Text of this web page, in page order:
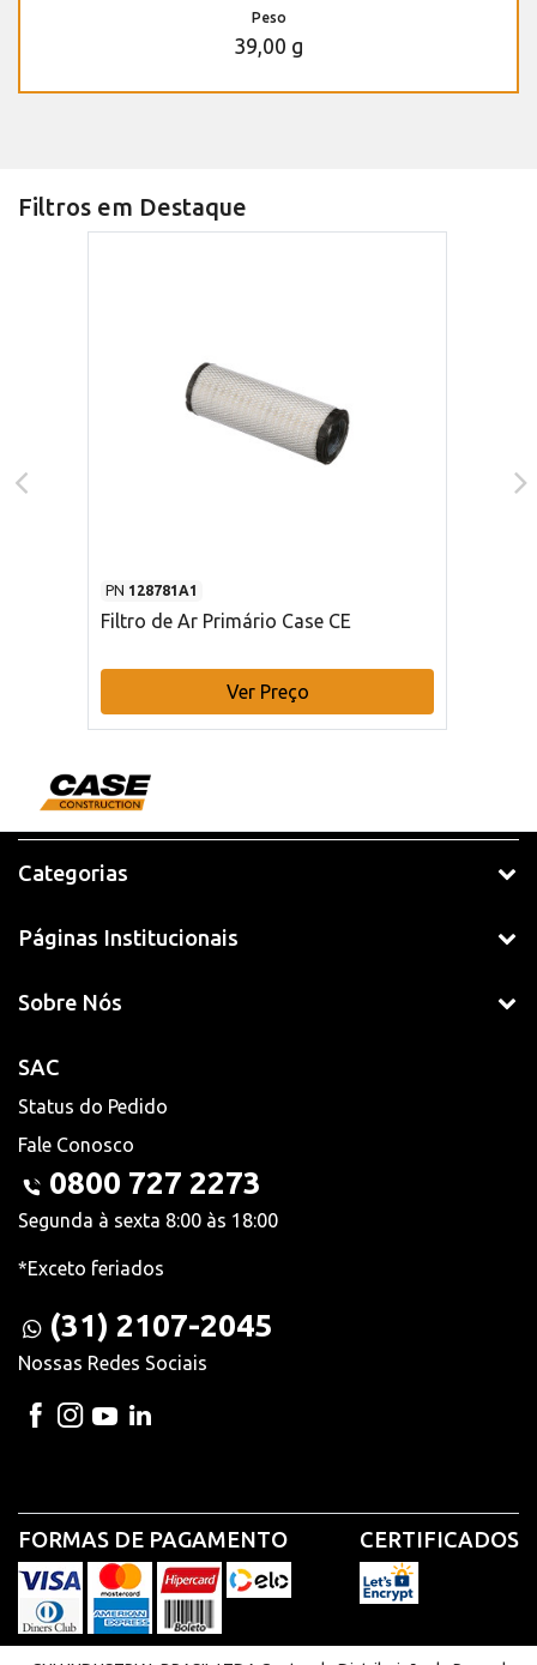
Peso
39,00 g
Filtros em Destaque
PN 128781A1
Filtro de Ar Primário Case CE
Ver Preço
Categorias
Páginas Institucionais
Sobre Nós
SAC
Status do Pedido
Fale Conosco
0800 727 2273
Segunda à sexta 8:00 às 18:00
*Exceto feriados
(31) 2107-2045
Nossas Redes Sociais
FORMAS DE PAGAMENTO CERTIFICADOS